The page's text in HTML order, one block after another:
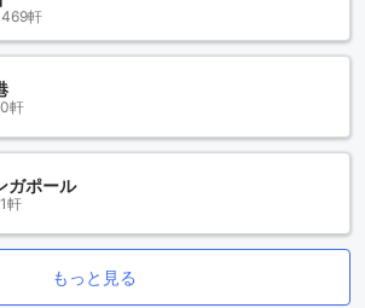
軒
軒
ガポール
軒
もっと見る